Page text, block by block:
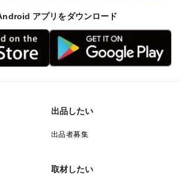
良い、扱いやすい中サイズです。
物・スイーツなど、幅広いお料理に
にも人気で、迷ったらまずこのサイ
「安納芋の実重量」でお届けしま
アプリをダウンロード
出品したい
出品者募集
取材したい